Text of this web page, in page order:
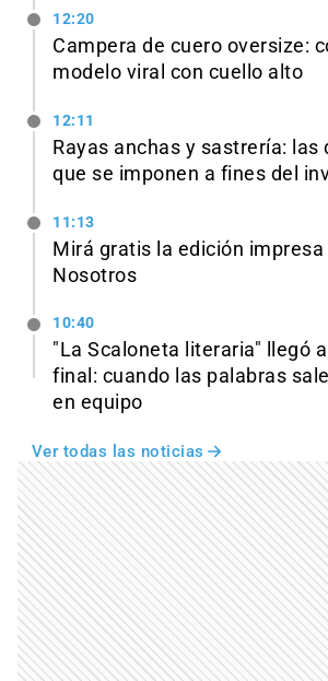
12:20
Campera de cuero oversize:
modelo viral con cuello alto
12:11
Rayas anchas y sastrería: las
que se imponen a fines del
11:13
Mirá gratis la edición impresa
Nosotros
10:40
"La Scaloneta literaria" llegó
final: cuando las palabras
en equipo
Ver todas las noticias